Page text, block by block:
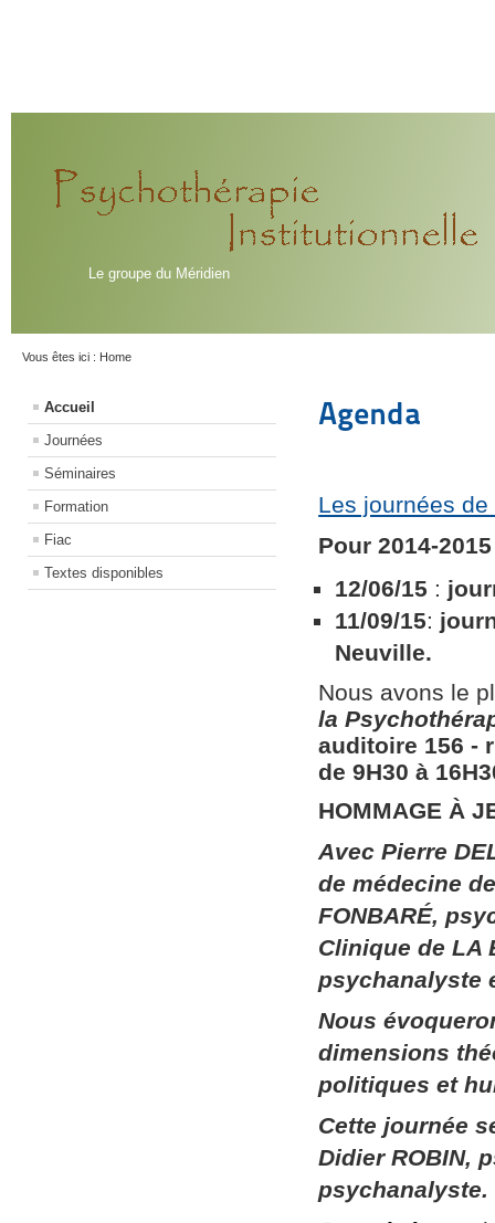
Le groupe du Méridien
Vous êtes ici : Home
Accueil
Journées
Séminaires
Formation
Fiac
Textes disponibles
Agenda
Les journées
Pour 2014-
12/06/15 :
11/09/15:
Neuville.
Nous avons le
la
auditoire 156​ ​-
de 9H30 à
HOMMAGE À
Avec Pierre
de médecine
FONBARÉ,
Clinique de LA
psychanalyste
Nous
dimensions
politiques et
Cette journée
Didier ROBIN,
psychanalyste.